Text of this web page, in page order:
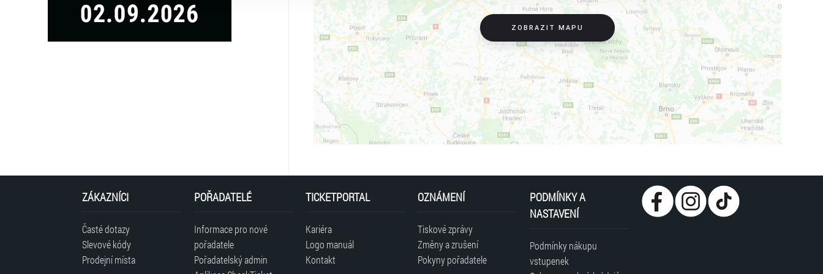
ZOBRAZIT MAPU
ZÁKAZNÍCI
Časté dotazy
Slevové kódy
Prodejní místa
POŘADATELÉ
Informace pro nové
pořadatele
Pořadatelský admin
TICKETPORTAL
Kariéra
Logo manuál
Kontakt
OZNÁMENÍ
Tiskové zprávy
Změny a zrušení
Pokyny pořadatele
PODMÍNKY A
NASTAVENÍ
Podmínky nákupu
vstupenek